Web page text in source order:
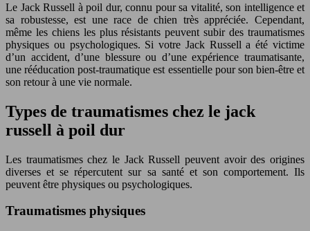
Le Jack Russell à poil dur, connu pour sa vitalité, son intelligence et
sa robustesse, est une race de chien très appréciée. Cependant,
même les chiens les plus résistants peuvent subir des traumatismes
physiques ou psychologiques. Si votre Jack Russell a été victime
d’un accident, d’une blessure ou d’une expérience traumatisante,
une rééducation post-traumatique est essentielle pour son bien-être et
son retour à une vie normale.
Types de traumatismes chez le jack
russell à poil dur
Les traumatismes chez le Jack Russell peuvent avoir des origines
diverses et se répercutent sur sa santé et son comportement. Ils
peuvent être physiques ou psychologiques.
Traumatismes physiques